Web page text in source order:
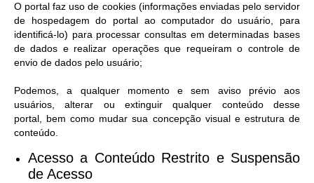
O portal faz uso de cookies (informações enviadas pelo servidor
de hospedagem do portal ao computador do usuário, para
identificá-lo) para processar consultas em determinadas bases
de dados e realizar operações que requeiram o controle de
envio de dados pelo usuário;
Podemos, a qualquer momento e sem aviso prévio aos
usuários, alterar ou extinguir qualquer conteúdo desse
portal, bem como mudar sua concepção visual e estrutura de
conteúdo.
Acesso a Conteúdo Restrito e Suspensão
de Acesso​